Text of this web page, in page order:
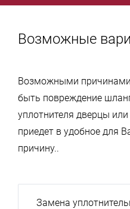
Возможные
Возможными причинами
быть повреждение
уплотнителя дверцы
приедет в удобное для
причину..
Замена